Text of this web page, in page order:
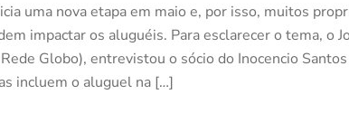
uma nova etapa em maio e, por isso, muitos
impactar os aluguéis. Para esclarecer o tema, o
Globo), entrevistou o sócio do Inocencio
incluem o aluguel na […]